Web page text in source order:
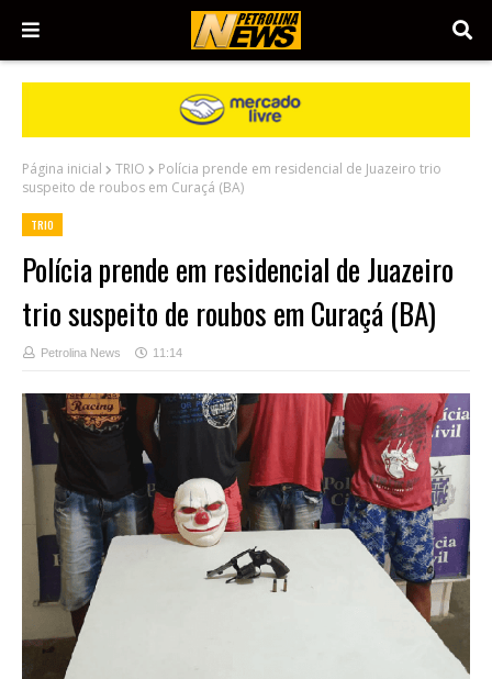
Página inicial TRIO
Polícia prende em residencial de Juazeiro trio
suspeito de roubos em Curaçá (BA)
TRIO
Polícia prende em residencial de Juazeiro
trio suspeito de roubos em Curaçá (BA)
Petrolina News 11:14